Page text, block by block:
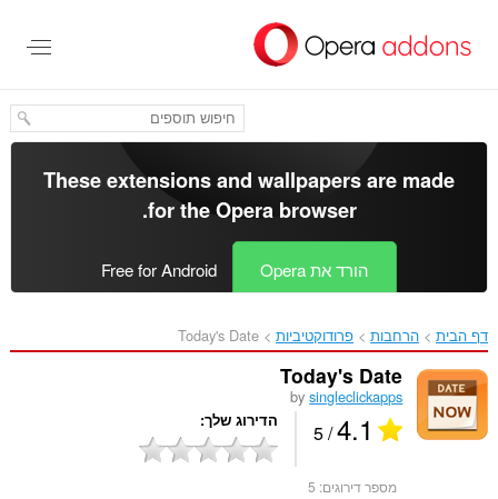
העיקרי
These extensions and wallpapers are made
for theOpera browser
.
הורד את Opera Free for Android
דף הבית הרחבות פרודוקטיביות Today's Date‎
Today's Date
bysingleclickapps
4.1
/ 5 הדירוג שלך
מספר דירוגים: 5